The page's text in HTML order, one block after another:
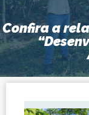
Confira a